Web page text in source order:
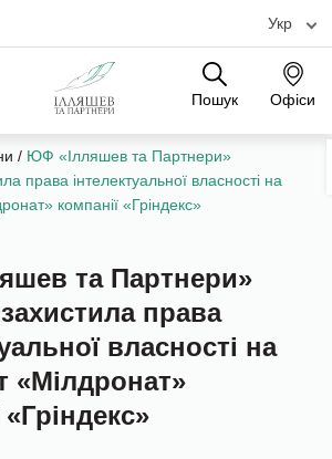
Укр
Пошук Офіси
Галузі
Офіси
/ ЮФ «Ілляшев та Партнери»
права інтелектуальної власності на
компанії «Гріндекс»
та Партнери»
права
власності на
«Мілдронат»